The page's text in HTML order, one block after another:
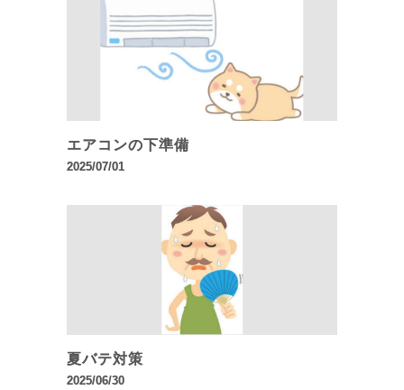
エアコンの下準備
2025/07/01
夏バテ対策
2025/06/30